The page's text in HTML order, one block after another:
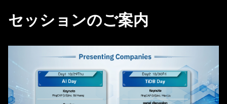
セッションのご案内